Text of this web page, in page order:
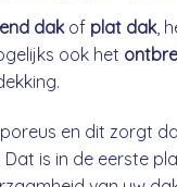
dakof plat dak,
ook het
en dit zorgt
is in de eerste